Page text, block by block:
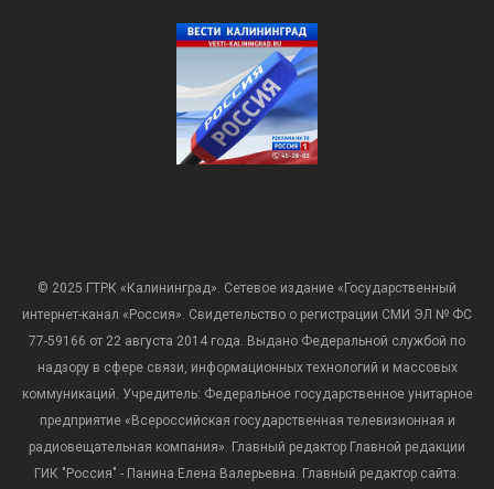
© 2025 ГТРК «Калининград». Сетевое издание «Государственный
интернет-канал «Россия». Свидетельство о регистрации СМИ ЭЛ № ФС
77-59166 от 22 августа 2014 года. Выдано Федеральной службой по
надзору в сфере связи, информационных технологий и массовых
коммуникаций. Учредитель: Федеральное государственное унитарное
предприятие «Всероссийская государственная телевизионная и
радиовещательная компания». Главный редактор Главной редакции
ГИК "Россия" - Панина Елена Валерьевна. Главный редактор сайта: